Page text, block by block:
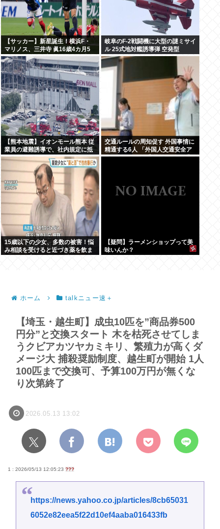
【サッカー】新星誕生！横浜F・
マリノス、三井寺 眞16歳4カ月5
日ゴール 全3得点絡む！ 今春 中学
を卒業したばかり
岐阜のF-2戦闘機に大型の謎ミサイ
ル 25式地対艦誘導弾 空発型
【熊本地震】イオンモール熊本 従
業員の避難誘導で、社内規定に抵
触か
交通ルールの周知促す 外国事情に
精通する6人 「外国人交通安全ア
ドバイザー」に委嘱 埼玉県警 「1
15歳以下の少女、多数の被害！悩
み相談を受けると近づき薬を飲ま
【疑問】ラーメンショップって美
味いんか？
ホーム talkニュー速＋
【埼玉・越生町】成虫10匹を”商品券500
円分”と交換スタート 木を枯死させてしま
うクビアカツヤカミキリ、繁殖力が高くダ
メージ大 捕殺奨励制度、越生町が開始 1人
100匹まで交換可、予算100万円が無くな
り次第終了
2026.05.13 13:02
1 : 2026/05/13 12:05:23 ???
https://news.yahoo.co.jp/articles/8cb65031
6052e82eea5f22d10ef4aaba016433fb